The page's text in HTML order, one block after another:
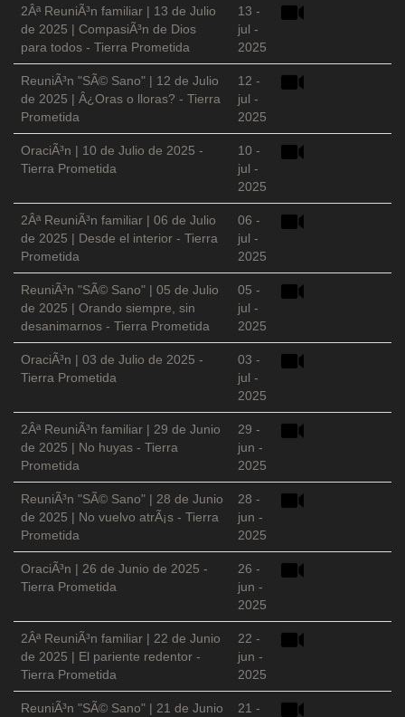
2Âª ReuniÃ³n familiar | 13 de Julio
de 2025 | CompasiÃ³n de Dios
para todos - Tierra Prometida
13 -
jul -
2025
ReuniÃ³n "SÃ© Sano" | 12 de Julio
de 2025 | Â¿Oras o lloras? - Tierra
Prometida
12 -
jul -
2025
OraciÃ³n | 10 de Julio de 2025 -
Tierra Prometida
10 -
jul -
2025
2Âª ReuniÃ³n familiar | 06 de Julio
de 2025 | Desde el interior - Tierra
Prometida
06 -
jul -
2025
ReuniÃ³n "SÃ© Sano" | 05 de Julio
de 2025 | Orando siempre, sin
desanimarnos - Tierra Prometida
05 -
jul -
2025
OraciÃ³n | 03 de Julio de 2025 -
Tierra Prometida
03 -
jul -
2025
2Âª ReuniÃ³n familiar | 29 de Junio
de 2025 | No huyas - Tierra
Prometida
29 -
jun -
2025
ReuniÃ³n "SÃ© Sano" | 28 de Junio
de 2025 | No vuelvo atrÃ¡s - Tierra
Prometida
28 -
jun -
2025
OraciÃ³n | 26 de Junio de 2025 -
Tierra Prometida
26 -
jun -
2025
2Âª ReuniÃ³n familiar | 22 de Junio
de 2025 | El pariente redentor -
Tierra Prometida
22 -
jun -
2025
ReuniÃ³n "SÃ© Sano" | 21 de Junio
21 -